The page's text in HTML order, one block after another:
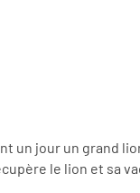
un jour un grand
le lion et sa